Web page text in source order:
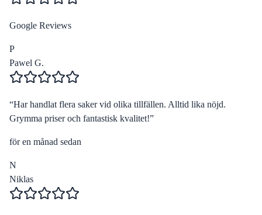
Google Reviews
P
Pawel G.
“Har handlat flera saker vid olika tillfällen. Alltid lika nöjd.
Grymma priser och fantastisk kvalitet!”
för en månad sedan
N
Niklas